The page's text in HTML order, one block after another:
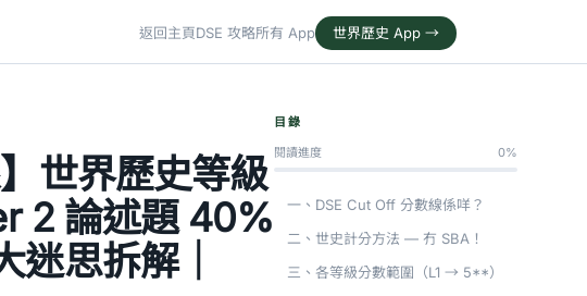
返回主頁DSE 攻略所有 App 世界歷史 App →
世界歷史等級
2 論述題 40%
思拆解｜
目錄
閱讀進度
0%
一、DSE Cut Off 分數線係咩？
二、世史計分方法 — 冇 SBA！
三、各等級分數範圍（L1 → 5**）